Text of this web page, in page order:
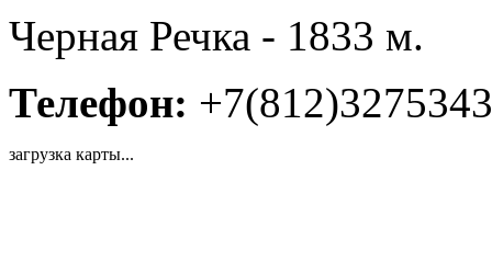
Черная Речка - 1833 м.
Телефон: +7(812)3275343
загрузка карты...